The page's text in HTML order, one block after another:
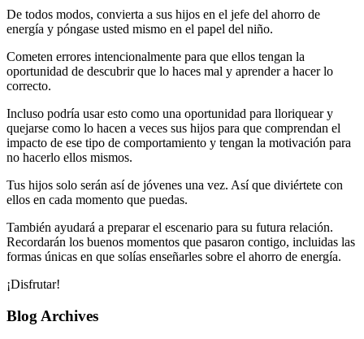
De todos modos, convierta a sus hijos en el jefe del ahorro de
energía y póngase usted mismo en el papel del niño.
Cometen errores intencionalmente para que ellos tengan la
oportunidad de descubrir que lo haces mal y aprender a hacer lo
correcto.
Incluso podría usar esto como una oportunidad para lloriquear y
quejarse como lo hacen a veces sus hijos para que comprendan el
impacto de ese tipo de comportamiento y tengan la motivación para
no hacerlo ellos mismos.
Tus hijos solo serán así de jóvenes una vez. Así que diviértete con
ellos en cada momento que puedas.
También ayudará a preparar el escenario para su futura relación.
Recordarán los buenos momentos que pasaron contigo, incluidas las
formas únicas en que solías enseñarles sobre el ahorro de energía.
¡Disfrutar!
Blog Archives